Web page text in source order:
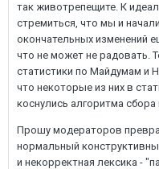
так животрепещите. К
стремиться, что мы и
окончательных изменений
что не может не радовать.
статистики по Майдумам и
что некоторые из них в
коснулись алгоритма
Прошу модераторов
нормальный
и некорректная лексика -